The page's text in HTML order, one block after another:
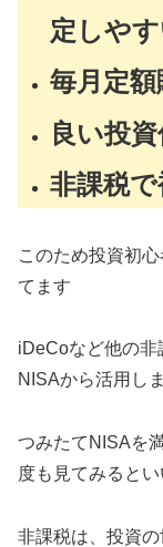
定しや
毎月定
良い投
非課税で
このため投資初
てます
iDeCoなど他の非
NISAから活用し
つみたてNISAを
度も見てみるとい
非課税は、投資